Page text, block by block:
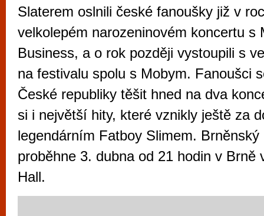
Slaterem oslnili české fanoušky již v
velkolepém narozeninovém koncertu s
Business, a o rok později vystoupili s
na festivalu spolu s Mobym. Fanoušci
České republiky těšit hned na dva
si i největší hity, které vznikly ještě za
legendárním Fatboy Slimem. Brněnský
proběhne 3. dubna od 21 hodin v Brně
Hall.
vyzkoušet různé kasinové hry. V
metropoli naleznete širokou nabídku her
po moderní automaty jak pro pravidelné
příležitostné hráče. V...